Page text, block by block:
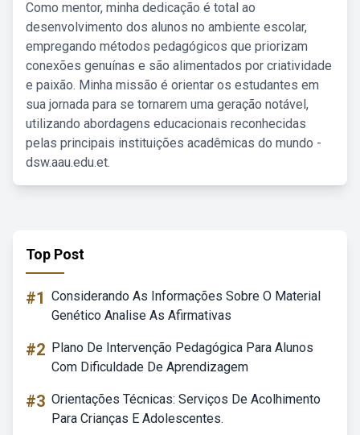
Como mentor, minha dedicação é total ao
desenvolvimento dos alunos no ambiente escolar,
empregando métodos pedagógicos que priorizam
conexões genuínas e são alimentados por criatividade
e paixão. Minha missão é orientar os estudantes em
sua jornada para se tornarem uma geração notável,
utilizando abordagens educacionais reconhecidas
pelas principais instituições acadêmicas do mundo -
dsw.aau.edu.et.
Top Post
#1 Considerando As Informações Sobre O Material
Genético Analise As Afirmativas
#2 Plano De Intervenção Pedagógica Para Alunos
Com Dificuldade De Aprendizagem
#3 Orientações Técnicas: Serviços De Acolhimento
Para Crianças E Adolescentes.